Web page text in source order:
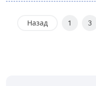
Назад 1 3